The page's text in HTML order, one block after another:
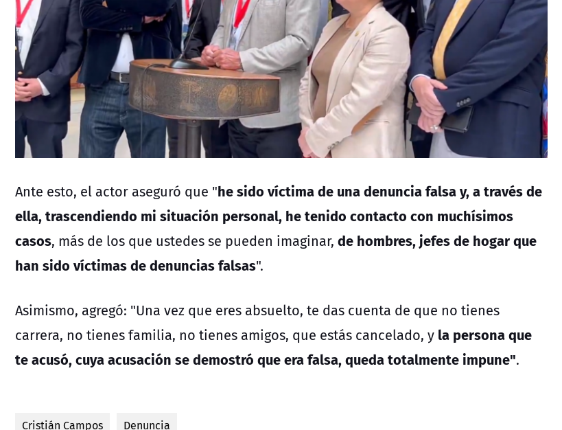
Ante esto, el actor aseguró que "he sido víctima de una denuncia falsa y, a través de
ella, trascendiendo mi situación personal, he tenido contacto con muchísimos
casos, más de los que ustedes se pueden imaginar, de hombres, jefes de hogar que
han sido víctimas de denuncias falsas".
Asimismo, agregó: "Una vez que eres absuelto, te das cuenta de que no tienes
carrera, no tienes familia, no tienes amigos, que estás cancelado, y la persona que
te acusó, cuya acusación se demostró que era falsa, queda totalmente impune".
Cristián Campos Denuncia